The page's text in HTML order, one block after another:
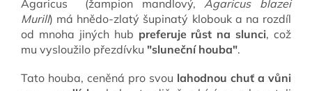
Agaricus (žampion mandlový,Agaricus blazei
Murill) má hnědo-zlatý šupinatý klobouk a na rozdíl
od mnoha jiných hub preferuje růst na slunci, což
mu vysloužilo přezdívku "sluneční houba".
Tato houba, ceněná pro svou lahodnou chuť a vůni